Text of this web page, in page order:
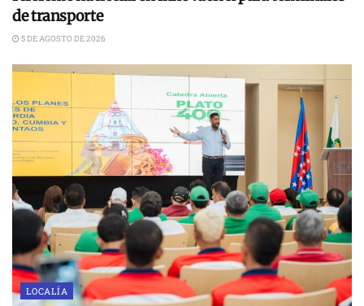
de transporte
5 DE AGOSTO DE 2026
LOCALÍA